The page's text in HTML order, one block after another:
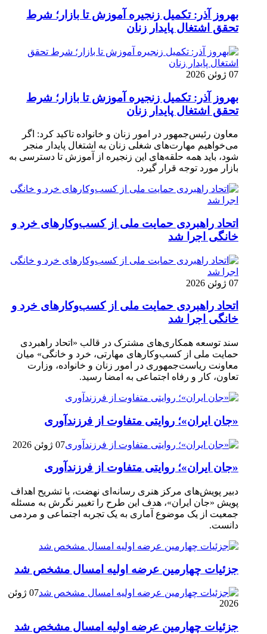
بهروز آذر: تکمیل زنجیره آموزش تا بازار؛ شرط
تحقق اشتغال پایدار زنان
07 ژوئن 2026
بهروز آذر: تکمیل زنجیره آموزش تا بازار؛ شرط
تحقق اشتغال پایدار زنان
معاون رئیس‌جمهور در امور زنان و خانواده تاکید کرد: اگر
می‌خواهیم مهارت‌های شغلی زنان به اشتغال پایدار منجر
شود، باید همه حلقه‌های این زنجیره از آموزش تا دسترسی به
بازار مورد توجه قرار گیرد.
اتحاد راهبردی حمایت ملی از کسب‌وکارهای خرد و
خانگی اجرا شد
07 ژوئن 2026
اتحاد راهبردی حمایت ملی از کسب‌وکارهای خرد و
خانگی اجرا شد
سند توسعه همکاری‌های مشترک در قالب «اتحاد راهبردی
حمایت ملی از کسب‌وکارهای مهارتی، خرد و خانگی» میان
معاونت ریاست‌جمهوری در امور زنان و خانواده، وزارت
تعاون، کار و رفاه اجتماعی به امضا رسید.
«جان ایران»؛ روایتی متفاوت از فرزندآوری
07 ژوئن 2026
«جان ایران»؛ روایتی متفاوت از فرزندآوری
دبیر پویش‌های مرکز هنری رسانه‌ای نهضت، با تشریح اهداف
پویش «جان ایران»، هدف این طرح را تغییر نگرش به مسئله
جمعیت از یک موضوع آماری به یک تجربه اجتماعی و مردمی
دانست.
جزئیات چهارمین عرضه اولیه امسال مشخص شد
07 ژوئن
2026
جزئیات چهارمین عرضه اولیه امسال مشخص شد